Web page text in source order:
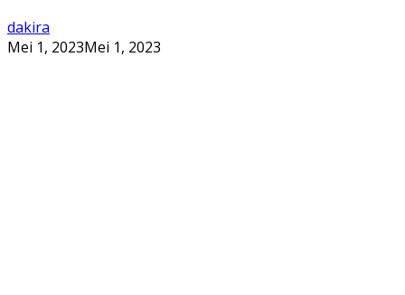
dakira
Mei 1, 2023Mei 1, 2023